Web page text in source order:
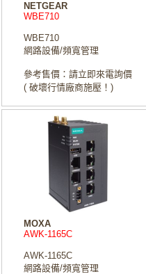
NETGEAR
WBE710
WBE710
網路設備/頻寬管理
參考售價：請立即來電詢價
( 破壞行情廠商施壓！)
MOXA
AWK-1165C
AWK-1165C
網路設備/頻寬管理